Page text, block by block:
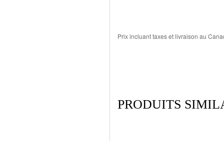
Prix incluant taxes et livraison au
PRODUITS